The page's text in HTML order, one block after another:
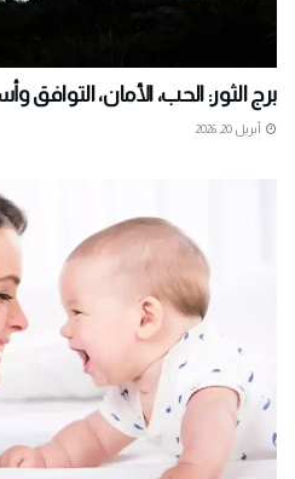
برج الثور: الحب، الأمان، التوافق
أبريل 20, 2026